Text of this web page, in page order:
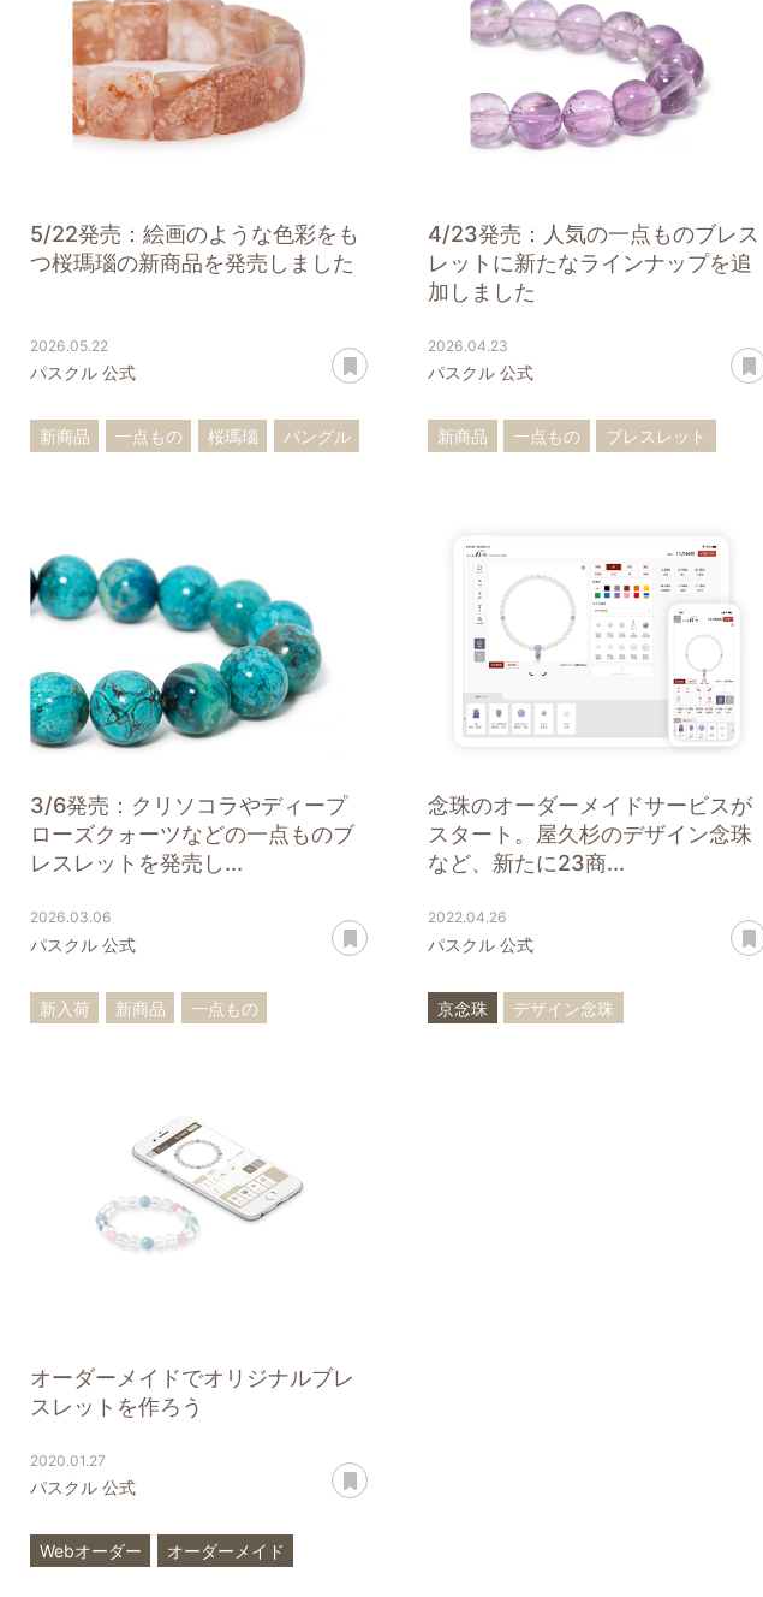
5/22発売：絵画のような色彩をも
つ桜瑪瑙の新商品を発売しました
2026.05.22
パスクル 公式
あとで読む
新商品 一点もの 桜瑪瑙
バングル
4/23発売：人気の一点ものブレス
レットに新たなラインナップを追
加しました
2026.04.23
パスクル 公式
新商品 一点もの
ブレスレット
3/6発売：クリソコラやディープ
ローズクォーツなどの一点ものブ
レスレットを発売し...
2026.03.06
パスクル 公式
あとで読む
新入荷 新商品
一点もの
念珠のオーダーメイドサービスが
スタート。屋久杉のデザイン念珠
など、新たに23商...
2022.04.26
パスクル 公式
京念珠
デザイン念珠
オーダーメイドでオリジナルブレ
スレットを作ろう
2020.01.27
パスクル 公式
Webオーダー
オーダーメイド